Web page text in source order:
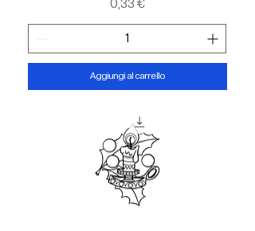
Prezzo
0,33 €
Aggiungi al carrello